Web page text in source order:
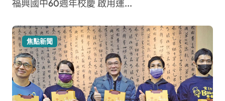
福興國中60週年校慶 啟用運...
焦點新聞